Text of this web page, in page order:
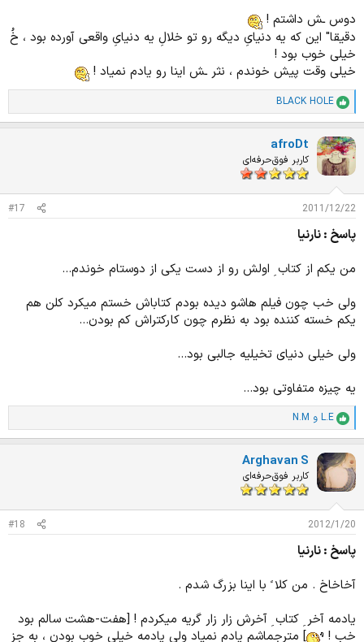
دوس ـش داشتم !
دقیقا" این که یه دنیایِ دیگه رو تو خلالِ یه دنیایِ واقعی آورده بود ، خُ
خیلی خوب بود !
خیلی وقت پیش خوندم ، نثر ـش اینا رو یادم نمیاد !
ا
م
ت
ی
ا
ز
ت
:
BLACK HOLE
afroDt
کاربر فوق‌حرفه‌ای
2011/12/22
#17
پاسخ : نارنیا
من یکم از کتاب ِ اولش رو از دست یکی از دوستام خوندم...
ولی خب چون فیلم هاشو دیده بودم کتاباش خستم میکرد کلن هم
یکم خسته کننده بود به نظرم چون کارکتراش کم بودن...
ولی خیلی دنیای تخیلیه جالبی بود...
یه چیزه متفاوتی بود...
ا
م
ت
ی
ا
ز
ت
:
L.E و N.M
Arghavan S
کاربر فوق‌حرفه‌ای
2012/1/20
#18
پاسخ : نارنیا
آخاخاخ . من کلا ً با اینا بزرگ شدم .
یادمه آخر ِ کتاب ِ آخرش زار زار گریه میکردم ! [هفت-هشت سالم بود
خب !
] مترجماشم یادم نمیاد ولی یادمه خیلی خوب بودن ، به جز